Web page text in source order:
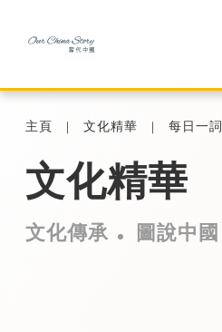
主頁 文化精華 每日一詞
文化精華
文化傳承 圖說中國